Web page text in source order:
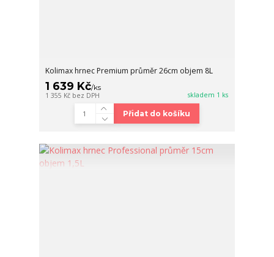
Kolimax hrnec Premium průměr 26cm objem 8L
1 639 Kč/ks
1 355 Kč bez DPH skladem 1 ks
Přidat do košíku